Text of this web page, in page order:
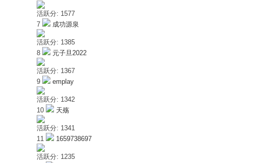
享
活跃分: 1577
7
成功源泉
活跃分: 1385
8
元子旦2022
活跃分: 1367
9
emplay
活跃分: 1342
10
天殇
活跃分: 1341
11
1659738697
活跃分: 1235